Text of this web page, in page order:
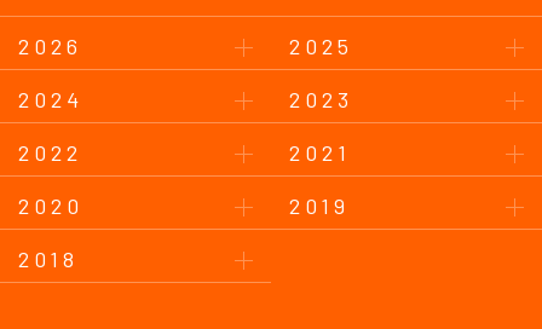
2026
2025
2024
2023
2022
2021
2020
2019
2018